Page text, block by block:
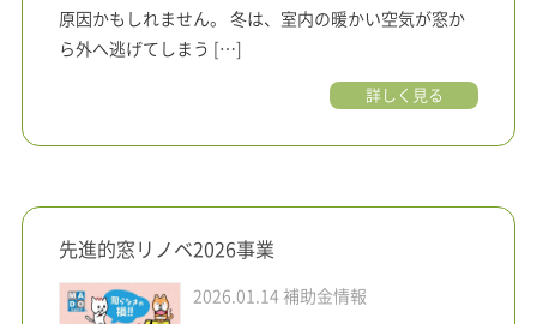
原因かもしれません。 冬は、室内の暖かい空気が窓か
ら外へ逃げてしまう […]
詳しく見る
先進的窓リノベ2026事業
2026.01.14 補助金情報